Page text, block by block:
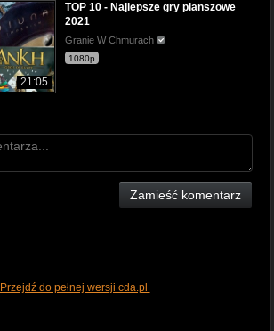
21:05
TOP 10 - Najlepsze gry planszowe
2021
Granie W Chmurach
1080p
Zamieść komentarz
Przejdź do pełnej wersji cda.pl